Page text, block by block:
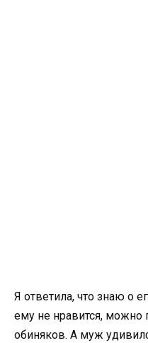
Я ответила, что знаю о
ему не нравится, можно
обиняков. А муж